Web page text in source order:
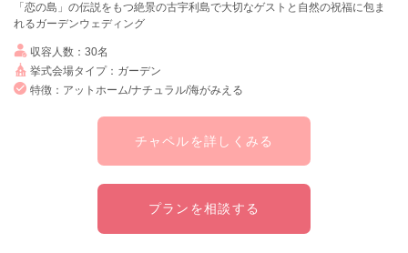
「恋の島」の伝説をもつ絶景の古宇利島で大切なゲストと自然の祝福に包ま
れるガーデンウェディング
収容人数：30名
挙式会場タイプ：ガーデン
特徴：アットホーム/ナチュラル/海がみえる
チャペルを詳しくみる
プランを相談する